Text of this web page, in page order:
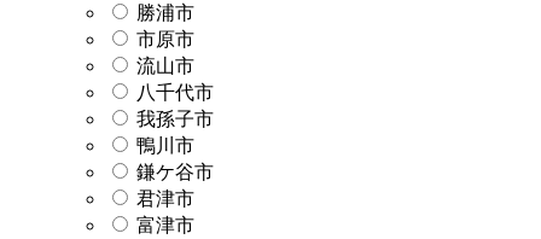
勝浦市
市原市
流山市
八千代市
我孫子市
鴨川市
鎌ケ谷市
君津市
富津市